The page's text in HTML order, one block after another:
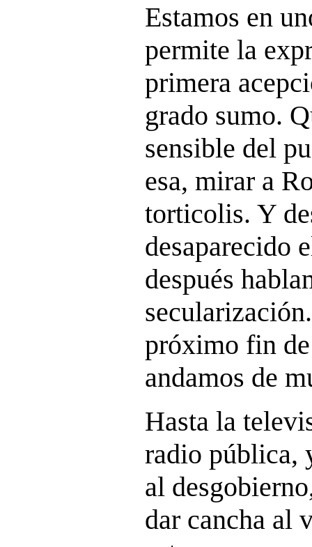
Estamos en
permite la
primera
grado sumo.
sensible del
esa, mirar a
torticolis. Y
desaparecido
después
próximo fin
andamos de
Hasta la
radio pública,
al
dar cancha al